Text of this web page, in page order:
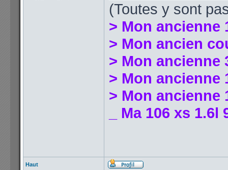
(Toutes y sont
> Mon ancienne
> Mon ancien
> Mon ancienne
> Mon ancienne
> Mon ancienne
_ Ma 106 xs 1.6l
Haut